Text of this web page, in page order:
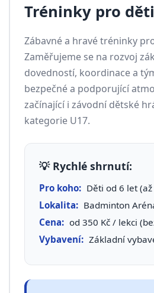
Tréninky pro děti
Zábavné a hravé tréninky
Zaměřujeme se na rozvoj
dovedností, koordinace a
bezpečné a podporující
začínající i závodní dětské
kategorie U17.
💡 Rychlé shrnutí:
Pro koho: Děti od 6 let
Lokalita: Badminton
Cena: od 350 Kč / lekci
Vybavení: Základní